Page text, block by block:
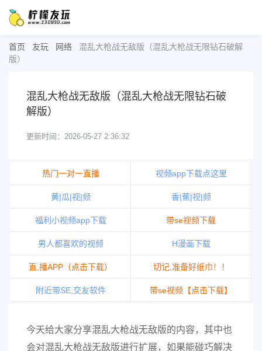
首页 友玩 网络
混乱大枪战无敌版（混乱大枪战无限钻石破解
版）
混乱大枪战无敌版（混乱大枪战无限钻石破
解版）
更新时间：2026-05-27 2:36:32
热门一对一直播 视频app下载点这里
黄|瓜|视|频 香|蕉|视|频
福利小视频app下载 带se视频下载
男人都喜欢的视频 H漫画下载
直,播APP（点击下载） 切记,准备好纸巾！！
附近带SE,交友软件 带se视频【点击下载】
今天给大家分享混乱大枪战无敌版的内容，其中也
会对混乱大枪战无敌版进行扩展，如果能碰巧解决